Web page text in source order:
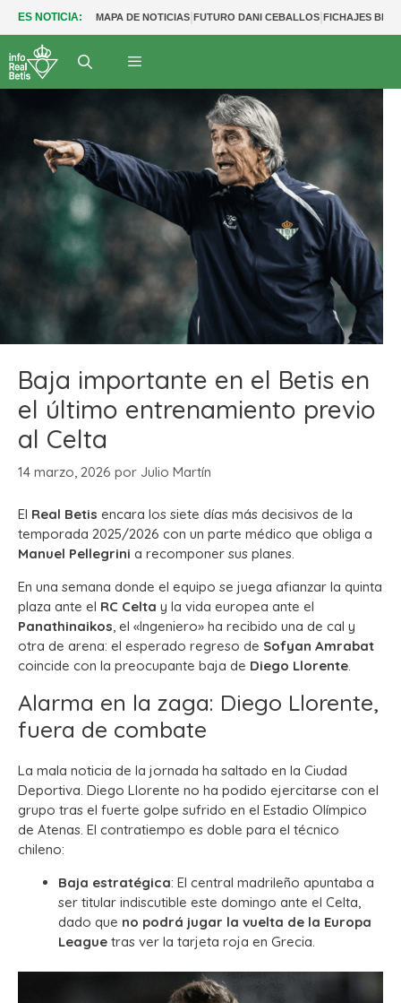
ES NOTICIA: MAPA DE NOTICIAS|FUTURO DANI CEBALLOS|FICHAJES
Baja importante en el Betis en
el último entrenamiento previo
al Celta
14 marzo, 2026 por Julio Martín
El Real Betis encara los siete días más decisivos de la
temporada 2025/2026 con un parte médico que obliga a
Manuel Pellegrini a recomponer sus planes.
En una semana donde el equipo se juega afianzar la quinta
plaza ante el RC Celta y la vida europea ante el
Panathinaikos, el «Ingeniero» ha recibido una de cal y
otra de arena: el esperado regreso de Sofyan Amrabat
coincide con la preocupante baja de Diego Llorente.
Alarma en la zaga: Diego Llorente,
fuera de combate
La mala noticia de la jornada ha saltado en la Ciudad
Deportiva. Diego Llorente no ha podido ejercitarse con el
grupo tras el fuerte golpe sufrido en el Estadio Olímpico
de Atenas. El contratiempo es doble para el técnico
chileno:
Baja estratégica: El central madrileño apuntaba a
ser titular indiscutible este domingo ante el Celta,
dado que no podrá jugar la vuelta de la Europa
League tras ver la tarjeta roja en Grecia.